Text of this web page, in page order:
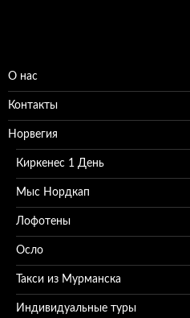
О нас
Контакты
Норвегия
Киркенес 1 День
Мыс Нордкап
Лофотены
Осло
Такси из Мурманска
Индивидуальные туры